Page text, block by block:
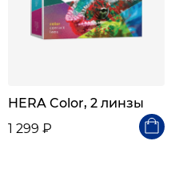
HERA Color, 2 линзы
1 299 ₽